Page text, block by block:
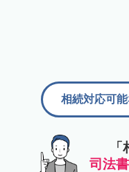
司法
相続対応可